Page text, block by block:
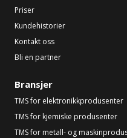
Priser
Kundehistorier
Kontakt oss
Bli en partner
Bransjer
TMS for elektronikkprodusenter
TMS for kjemiske produsenter
TMS for metall- og